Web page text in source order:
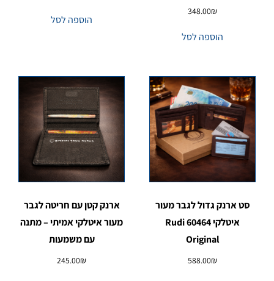
348.00₪
הוספה לסל
הוספה לסל
סט ארנק גדול לגבר מעור
איטלקי 60464 Rudi
Original
588.00₪
ארנק קטן עם חריטה לגבר
מעור איטלקי אמיתי – מתנה
עם משמעות
245.00₪